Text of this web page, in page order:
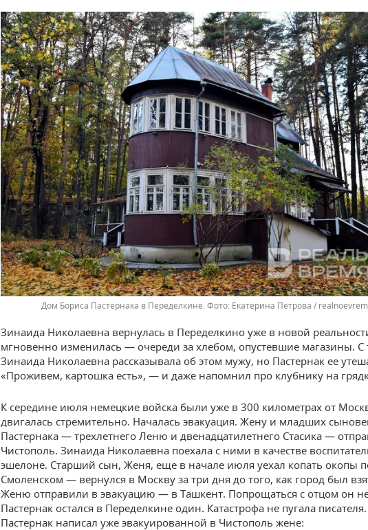
Дом Бориса Пастернака в Переделкине. Екатерина Петрова /
Зинаида Николаевна вернулась в Переделкино уже в новой
мгновенно изменилась — очереди за хлебом, опустевшие магазины. С
Зинаида Николаевна рассказывала об этом мужу, но Пастернак ее
«Проживем, картошка есть», — и даже напомнил про клубнику на
К середине июля немецкие войска были уже в 300 километрах от
двигалась стремительно. Началась эвакуация. Жену и младших
Пастернака — трехлетнего Леню и двенадцатилетнего Стасика —
Чистополь. Зинаида Николаевна поехала с ними в качестве
эшелоне. Старший сын, Женя, еще в начале июля уехал копать окопы
Смоленском — вернулся в Москву за три дня до того, как город был
Женю отправили в эвакуацию — в Ташкент. Попрощаться с отцом он
Пастернак остался в Переделкине один. Катастрофа не пугала
Пастернак написал уже эвакуированной в Чистополь жене: